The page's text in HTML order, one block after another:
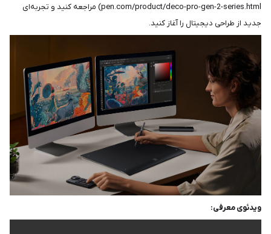
pen.com/product/deco-pro-gen-2-series.html) مراجعه کنید و تجربه‌ای
جدید از طراحی دیجیتال را آغاز کنید.
ویدئوی معرفی: